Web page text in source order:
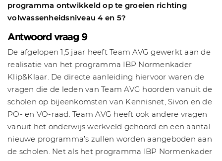
programma ontwikkeld op te groeien richting
volwassenheidsniveau 4 en 5?
Antwoord vraag 9
De afgelopen 1,5 jaar heeft Team AVG gewerkt aan de
realisatie van het programma IBP Normenkader
Klip&Klaar. De directe aanleiding hiervoor waren de
vragen die de leden van Team AVG hoorden vanuit de
scholen op bijeenkomsten van Kennisnet, Sivon en de
PO- en VO-raad. Team AVG heeft ook andere vragen
vanuit het onderwijs werkveld gehoord en een aantal
nieuwe programma’s zullen worden aangeboden aan
de scholen. Net als het programma IBP Normenkader